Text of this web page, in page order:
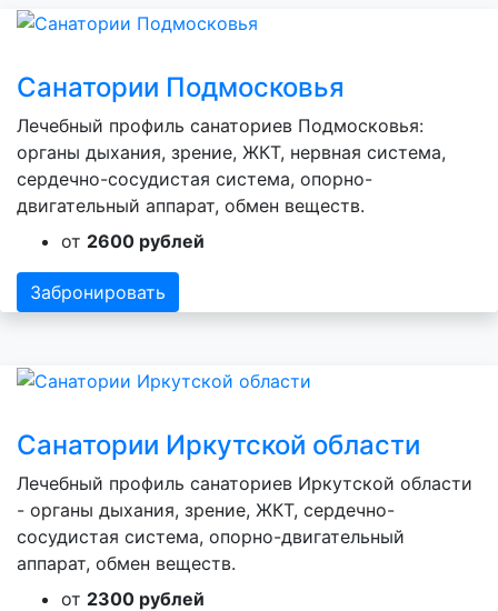
Санатории Подмосковья
Лечебный профиль санаториев Подмосковья:
органы дыхания, зрение, ЖКТ, нервная система,
сердечно-сосудистая система, опорно-
двигательный аппарат, обмен веществ.
от 2600 рублей
Забронировать
Санатории Иркутской области
Лечебный профиль санаториев Иркутской области
- органы дыхания, зрение, ЖКТ, сердечно-
сосудистая система, опорно-двигательный
аппарат, обмен веществ.
от 2300 рублей